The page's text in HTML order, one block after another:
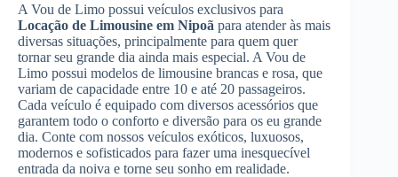
A Vou de Limo possui veículos exclusivos para
Locação de Limousine em Nipoã para atender às mais
diversas situações, principalmente para quem quer
tornar seu grande dia ainda mais especial. A Vou de
Limo possui modelos de limousine brancas e rosa, que
variam de capacidade entre 10 e até 20 passageiros.
Cada veículo é equipado com diversos acessórios que
garantem todo o conforto e diversão para os eu grande
dia. Conte com nossos veículos exóticos, luxuosos,
modernos e sofisticados para fazer uma inesquecível
entrada da noiva e torne seu sonho em realidade.